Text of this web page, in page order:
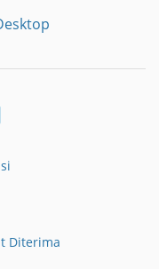
LinkedIn
Diterima